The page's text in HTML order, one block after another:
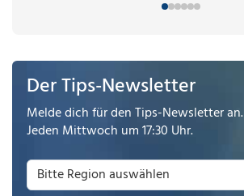
Der Tips-Newsletter
Melde dich für den Tips-Newsletter an.
Jeden Mittwoch um 17:30 Uhr.